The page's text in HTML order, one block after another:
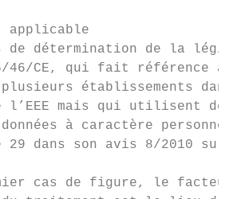
applicable
de détermination de la
46/CE, qui fait référence au
plusieurs établissements
l’EEE mais qui utilisent
à caractère
dans son avis 8/2010 sur
cas de figure, le facteur